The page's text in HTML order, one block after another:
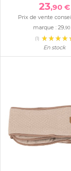
23,90 €
Prix de vente
marque : 29,90
(1)
En stock